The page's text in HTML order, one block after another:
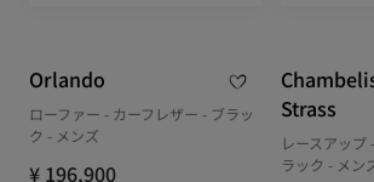
Orlando
ローファー - カーフレザー - ブラッ
ク - メンズ
¥ 196,900
Strass
レースアップ
ラック - メン